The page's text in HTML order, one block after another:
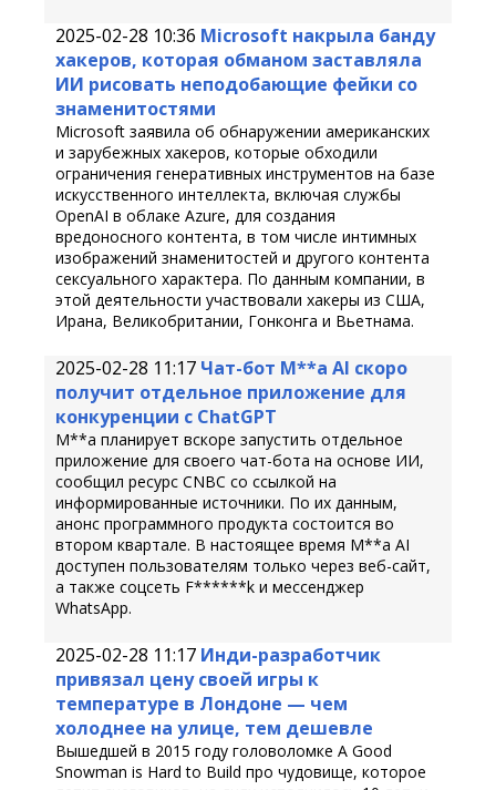
2025-02-28 10:36 Microsoft накрыла банду
хакеров, которая обманом заставляла
ИИ рисовать неподобающие фейки со
знаменитостями
Microsoft заявила об обнаружении американских
и зарубежных хакеров, которые обходили
ограничения генеративных инструментов на базе
искусственного интеллекта, включая службы
OpenAI в облаке Azure, для создания
вредоносного контента, в том числе интимных
изображений знаменитостей и другого контента
сексуального характера. По данным компании, в
этой деятельности участвовали хакеры из США,
Ирана, Великобритании, Гонконга и Вьетнама.
2025-02-28 11:17 Чат-бот M**a AI скоро
получит отдельное приложение для
конкуренции с ChatGPT
M**a планирует вскоре запустить отдельное
приложение для своего чат-бота на основе ИИ,
сообщил ресурс CNBC со ссылкой на
информированные источники. По их данным,
анонс программного продукта состоится во
втором квартале. В настоящее время M**a AI
доступен пользователям только через веб-сайт,
а также соцсеть F******k и мессенджер
WhatsApp.
2025-02-28 11:17 Инди-разработчик
привязал цену своей игры к
температуре в Лондоне — чем
холоднее на улице, тем дешевле
Вышедшей в 2015 году головоломке A Good
Snowman is Hard to Build про чудовище, которое